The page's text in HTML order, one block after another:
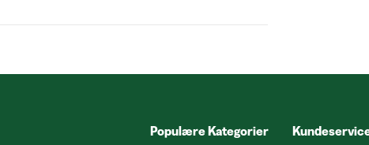
Populære Kategorier